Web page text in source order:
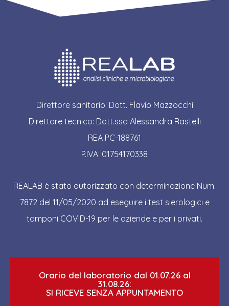
Direttore sanitario: Dott. Flavio Mazzocchi
Direttore tecnico: Dott.ssa Alessandra Rastelli
REA PC-188761
P.IVA: 01754170338
REALAB è stato autorizzato con determinazione Num.
7872 del 11/05/2020 ad eseguire i test sierologici e
tamponi COVID-19 per le aziende e per i privati.
Orario del laboratorio dal 01.07.26 al
31.08.26:
SI RICEVE SENZA APPUNTAMENTO